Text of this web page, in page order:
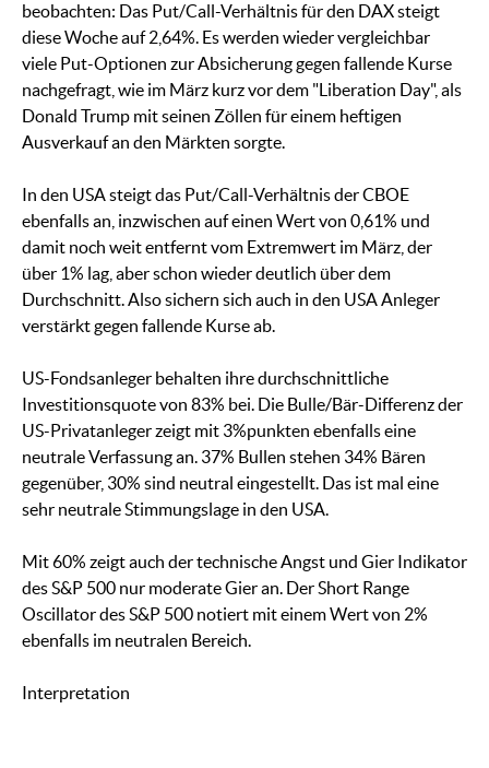
beobachten: Das Put/Call-Verhältnis für den DAX steigt
diese Woche auf 2,64%. Es werden wieder vergleichbar
viele Put-Optionen zur Absicherung gegen fallende Kurse
nachgefragt, wie im März kurz vor dem "Liberation Day", als
Donald Trump mit seinen Zöllen für einem heftigen
Ausverkauf an den Märkten sorgte.
In den USA steigt das Put/Call-Verhältnis der CBOE
ebenfalls an, inzwischen auf einen Wert von 0,61% und
damit noch weit entfernt vom Extremwert im März, der
über 1% lag, aber schon wieder deutlich über dem
Durchschnitt. Also sichern sich auch in den USA Anleger
verstärkt gegen fallende Kurse ab.
US-Fondsanleger behalten ihre durchschnittliche
Investitionsquote von 83% bei. Die Bulle/Bär-Differenz der
US-Privatanleger zeigt mit 3%punkten ebenfalls eine
neutrale Verfassung an. 37% Bullen stehen 34% Bären
gegenüber, 30% sind neutral eingestellt. Das ist mal eine
sehr neutrale Stimmungslage in den USA.
Mit 60% zeigt auch der technische Angst und Gier Indikator
des S&P 500 nur moderate Gier an. Der Short Range
Oscillator des S&P 500 notiert mit einem Wert von 2%
ebenfalls im neutralen Bereich.
Interpretation